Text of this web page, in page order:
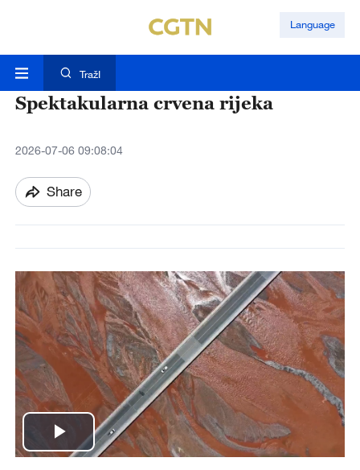
Language
TražI
Spektakularna crvena rijeka
2026-07-06 09:08:04
Share
P